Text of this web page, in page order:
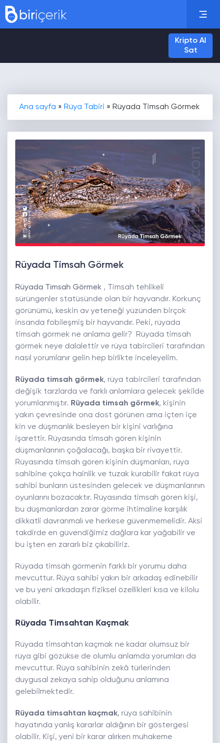
Kripto Al
Sat
Ana sayfa » Rüya Tabiri » Rüyada Timsah Görmek
Rüyada Timsah Görmek
Rüyada Timsah Görmek , Timsah tehlikeli
sürüngenler statüsünde olan bir hayvandır. Korkunç
görünümü, keskin av yeteneği yüzünden birçok
insanda fobileşmiş bir hayvandır. Peki, rüyada
timsah görmek ne anlama gelir? Rüyada timsah
görmek neye dalalettir ve rüya tabircileri tarafından
nasıl yorumlanır gelin hep birlikte inceleyelim.
Rüyada timsah görmek, rüya tabircileri tarafından
değişik tarzlarda ve farklı anlamlara gelecek şekilde
yorumlanmıştır. Rüyada timsah görmek, kişinin
yakın çevresinde ona dost görünen ama içten içe
kin ve düşmanlık besleyen bir kişini varlığına
işarettir. Rüyasında timsah gören kişinin
düşmanlarının çoğalacağı, başka bir rivayettir.
Rüyasında timsah gören kişinin düşmanları, rüya
sahibine çokça hainlik ve tuzak kurabilir fakat rüya
sahibi bunların üstesinden gelecek ve düşmanlarının
oyunlarını bozacaktır. Rüyasında timsah gören kişi,
bu düşmanlardan zarar görme ihtimaline karşılık
dikkatli davranmalı ve herkese güvenmemelidir. Aksi
takdirde en güvendiğimiz dağlara kar yağabilir ve
bu işten en zararlı biz çıkabiliriz.
Rüyada timsah görmenin farklı bir yorumu daha
mevcuttur. Rüya sahibi yakın bir arkadaş edinebilir
ve bu yeni arkadaşın fiziksel özellikleri kısa ve kilolu
olabilir.
Rüyada Timsahtan Kaçmak
Rüyada timsahtan kaçmak ne kadar olumsuz bir
rüya gibi gözükse de olumlu anlamda yorumları da
mevcuttur. Rüya sahibinin zekâ türlerinden
duygusal zekaya sahip olduğunu anlamına
gelebilmektedir.
Rüyada timsahtan kaçmak, rüya sahibinin
hayatında yanlış kararlar aldığının bir göstergesi
olabilir. Kişi, yeni bir karar alırken muhakeme